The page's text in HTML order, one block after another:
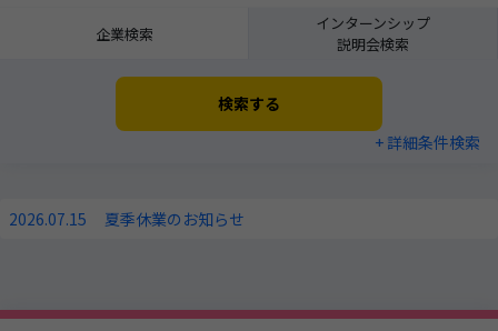
企業検索
インターンシップ
説明会検索
検索する
+ 詳細条件検索
2026.07.15 夏季休業のお知らせ